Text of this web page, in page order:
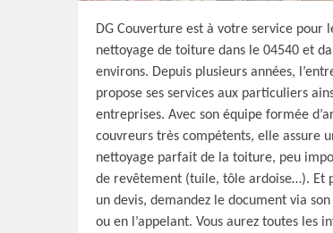
DG Couverture est à votre service pour
nettoyage de toiture dans le 04540 et
environs. Depuis plusieurs années,
propose ses services aux particuliers
entreprises. Avec son équipe formée
couvreurs très compétents, elle assure
nettoyage parfait de la toiture, peu
de revêtement (tuile, tôle ardoise…). Et
un devis, demandez le document via
ou en l’appelant. Vous aurez toutes les